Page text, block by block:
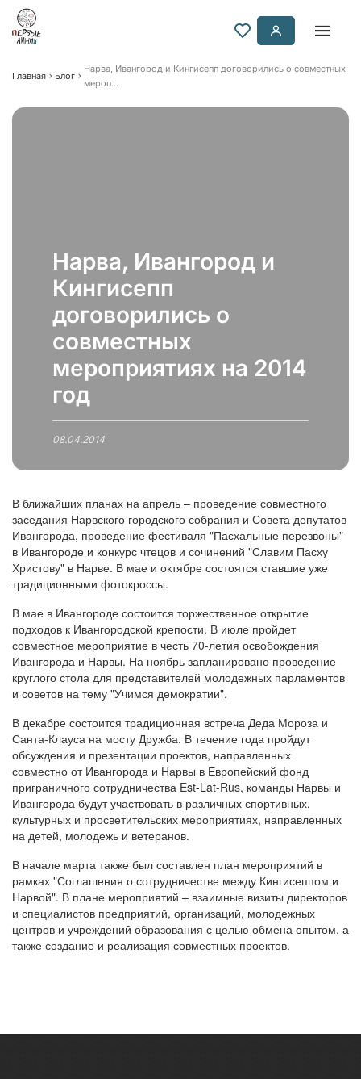
Главная Блог
Нарва, Ивангород и Кингисепп договорились о совместных
мероп...
Нарва, Ивангород и
Кингисепп
договорились о
совместных
мероприятиях на 2014
год
08.04.2014
В ближайших планах на апрель – проведение совместного
заседания Нарвского городского собрания и Совета депутатов
Ивангорода, проведение фестиваля "Пасхальные перезвоны"
в Ивангороде и конкурс чтецов и сочинений "Славим Пасху
Христову" в Нарве. В мае и октябре состоятся ставшие уже
традиционными фотокроссы.
В мае в Ивангороде состоится торжественное открытие
подходов к Ивангородской крепости. В июле пройдет
совместное мероприятие в честь 70-летия освобождения
Ивангорода и Нарвы. На ноябрь запланировано проведение
круглого стола для представителей молодежных парламентов
и советов на тему "Учимся демократии".
В декабре состоится традиционная встреча Деда Мороза и
Санта-Клауса на мосту Дружба. В течение года пройдут
обсуждения и презентации проектов, направленных
совместно от Ивангорода и Нарвы в Европейский фонд
приграничного сотрудничества Est-Lat-Rus, команды Нарвы и
Ивангорода будут участвовать в различных спортивных,
культурных и просветительских мероприятиях, направленных
на детей, молодежь и ветеранов.
В начале марта также был составлен план мероприятий в
рамках "Соглашения о сотрудничестве между Кингисеппом и
Нарвой". В плане мероприятий – взаимные визиты директоров
и специалистов предприятий, организаций, молодежных
центров и учреждений образования с целью обмена опытом, а
также создание и реализация совместных проектов.